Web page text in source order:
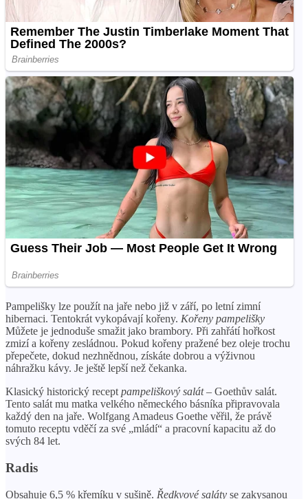
Pampelišky lze použít na jaře nebo již v září, po letní zimní
hibernaci. Tentokrát vykopávají kořeny. Kořeny pampelišky
Můžete je jednoduše smažit jako brambory. Při zahřátí hořkost
zmizí a kořeny zesládnou. Pokud kořeny pražené bez oleje trochu
přepečete, dokud nezhnědnou, získáte dobrou a výživnou
náhražku kávy. Je ještě lepší než čekanka.
Klasický historický recept pampeliškový salát– Goethův salát.
Tento salát mu matka velkého německého básníka připravovala
každý den na jaře. Wolfgang Amadeus Goethe věřil, že právě
tomuto receptu vděčí za své „mládí“ a pracovní kapacitu až do
svých 84 let.
Radis
Obsahuje 6,5 % křemíku v sušině. Ředkvové saláty se zakysanou